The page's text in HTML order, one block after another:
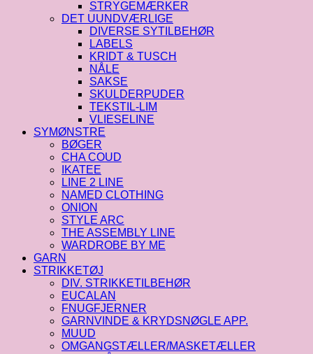
STRYGEMÆRKER
DET UUNDVÆRLIGE
DIVERSE SYTILBEHØR
LABELS
KRIDT & TUSCH
NÅLE
SAKSE
SKULDERPUDER
TEKSTIL-LIM
VLIESELINE
SYMØNSTRE
BØGER
CHA COUD
IKATEE
LINE 2 LINE
NAMED CLOTHING
ONION
STYLE ARC
THE ASSEMBLY LINE
WARDROBE BY ME
GARN
STRIKKETØJ
DIV. STRIKKETILBEHØR
EUCALAN
FNUGFJERNER
GARNVINDE & KRYDSNØGLE APP.
MUUD
OMGANGSTÆLLER/MASKETÆLLER